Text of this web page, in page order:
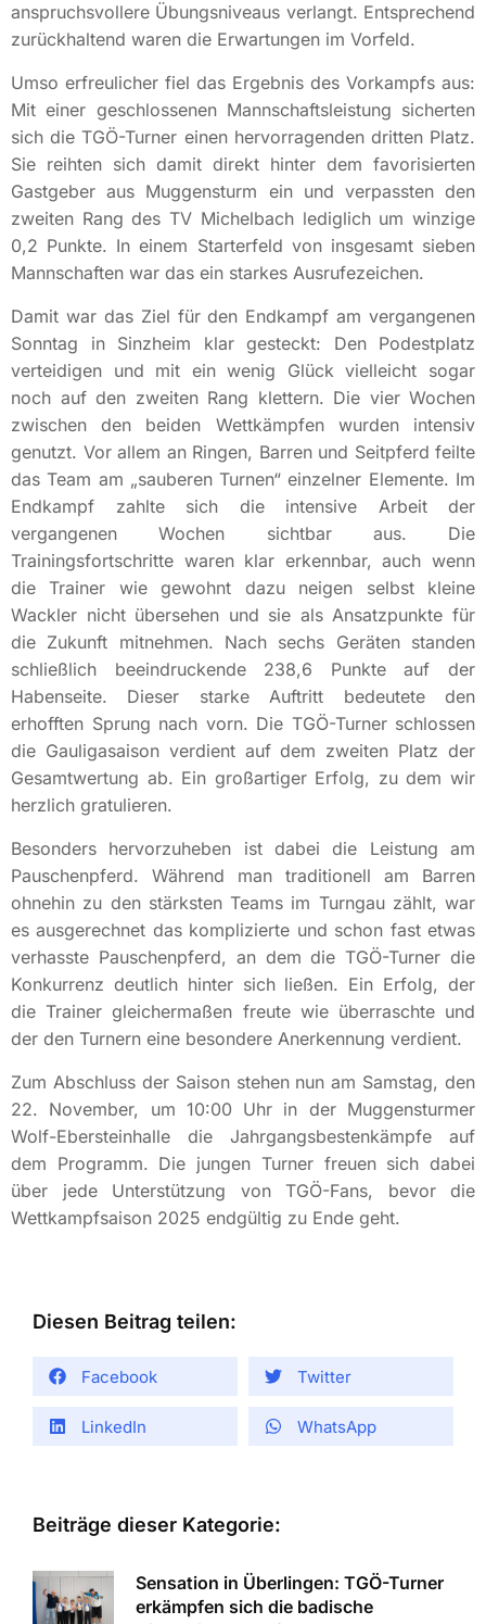
anspruchsvollere Übungsniveaus verlangt. Entsprechend
zurückhaltend waren die Erwartungen im Vorfeld.
Umso erfreulicher fiel das Ergebnis des Vorkampfs aus:
Mit einer geschlossenen Mannschaftsleistung sicherten
sich die TGÖ-Turner einen hervorragenden dritten Platz.
Sie reihten sich damit direkt hinter dem favorisierten
Gastgeber aus Muggensturm ein und verpassten den
zweiten Rang des TV Michelbach lediglich um winzige
0,2 Punkte. In einem Starterfeld von insgesamt sieben
Mannschaften war das ein starkes Ausrufezeichen.
Damit war das Ziel für den Endkampf am vergangenen
Sonntag in Sinzheim klar gesteckt: Den Podestplatz
verteidigen und mit ein wenig Glück vielleicht sogar
noch auf den zweiten Rang klettern. Die vier Wochen
zwischen den beiden Wettkämpfen wurden intensiv
genutzt. Vor allem an Ringen, Barren und Seitpferd feilte
das Team am „sauberen Turnen“ einzelner Elemente. Im
Endkampf zahlte sich die intensive Arbeit der
vergangenen Wochen sichtbar aus. Die
Trainingsfortschritte waren klar erkennbar, auch wenn
die Trainer wie gewohnt dazu neigen selbst kleine
Wackler nicht übersehen und sie als Ansatzpunkte für
die Zukunft mitnehmen. Nach sechs Geräten standen
schließlich beeindruckende 238,6 Punkte auf der
Habenseite. Dieser starke Auftritt bedeutete den
erhofften Sprung nach vorn. Die TGÖ-Turner schlossen
die Gauligasaison verdient auf dem zweiten Platz der
Gesamtwertung ab. Ein großartiger Erfolg, zu dem wir
herzlich gratulieren.
Besonders hervorzuheben ist dabei die Leistung am
Pauschenpferd. Während man traditionell am Barren
ohnehin zu den stärksten Teams im Turngau zählt, war
es ausgerechnet das komplizierte und schon fast etwas
verhasste Pauschenpferd, an dem die TGÖ-Turner die
Konkurrenz deutlich hinter sich ließen. Ein Erfolg, der
die Trainer gleichermaßen freute wie überraschte und
der den Turnern eine besondere Anerkennung verdient.
Zum Abschluss der Saison stehen nun am Samstag, den
22. November, um 10:00 Uhr in der Muggensturmer
Wolf-Ebersteinhalle die Jahrgangsbestenkämpfe auf
dem Programm. Die jungen Turner freuen sich dabei
über jede Unterstützung von TGÖ-Fans, bevor die
Wettkampfsaison 2025 endgültig zu Ende geht.
Diesen Beitrag teilen:
Facebook Twitter
LinkedIn WhatsApp
Beiträge dieser Kategorie:
Sensation in Überlingen: TGÖ-Turner
erkämpfen sich die badische